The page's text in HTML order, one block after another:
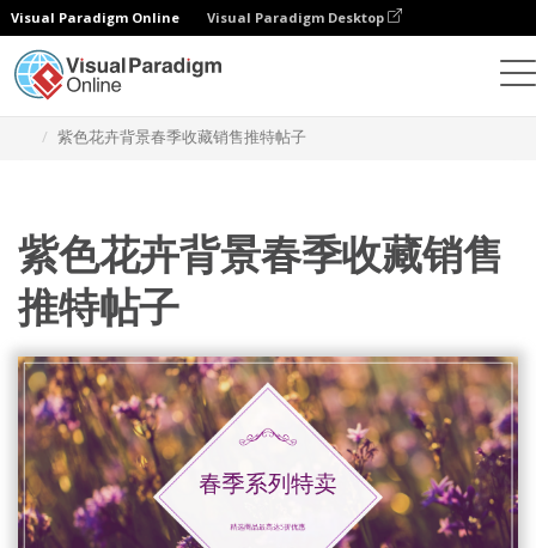
Visual Paradigm Online Visual Paradigm Desktop
紫色花卉背景春季收藏销售推特帖子
紫色花卉背景春季收藏销售
推特帖子